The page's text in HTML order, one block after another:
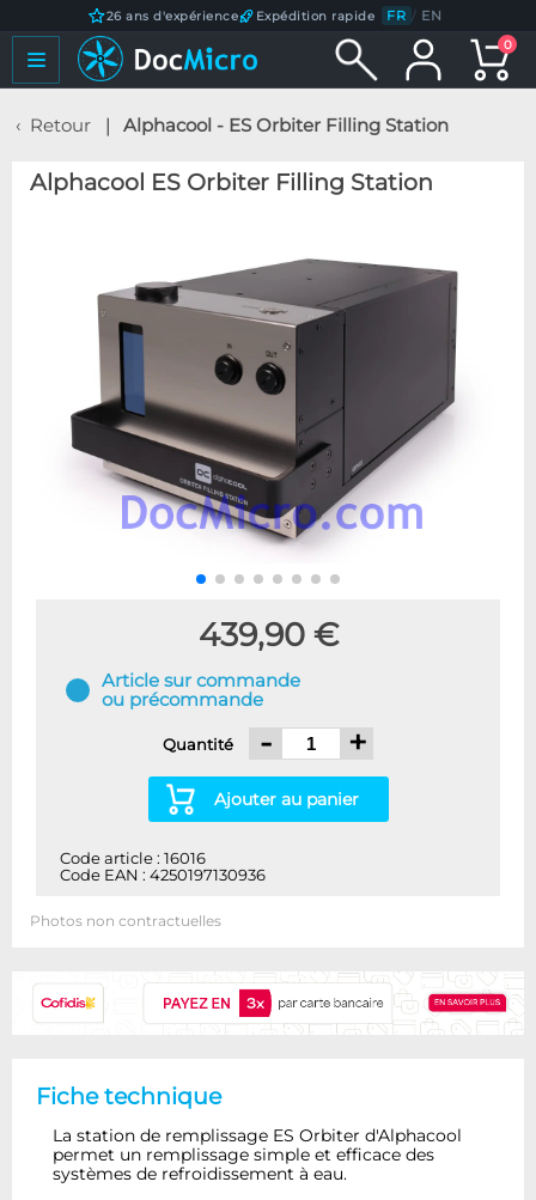
26 ans d'expérience Expédition rapide FR / EN
0
Retour Alphacool - ES Orbiter Filling Station
Alphacool ES Orbiter Filling Station
439,90 €
Article sur commande
ou précommande
Quantité - +
Ajouter au panier
Code article : 16016
Code EAN : 4250197130936
Photos non contractuelles
Fiche technique
La station de remplissage ES Orbiter d'Alphacool
permet un remplissage simple et efficace des
systèmes de refroidissement à eau.